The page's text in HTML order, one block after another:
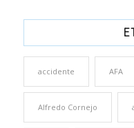
accidente AFA
Alfredo Cornejo